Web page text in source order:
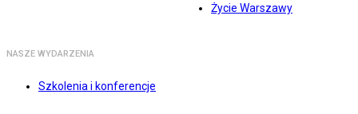
Życie Warszawy
NASZE WYDARZENIA
Szkolenia i konferencje